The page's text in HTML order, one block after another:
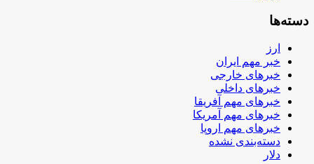
دسته‌ها
ارز
خبر مهم ایران
خبرهای خارجی
خبرهای داخلی
خبرهای مهم آفریقا
خبرهای مهم آمریکا
خبرهای مهم اروپا
دسته‌بندی نشده
دلار